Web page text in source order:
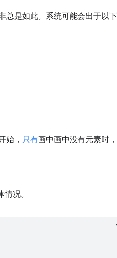
总是如此。系统可能会出于以
始， 只有画中画中没有元素时
况。